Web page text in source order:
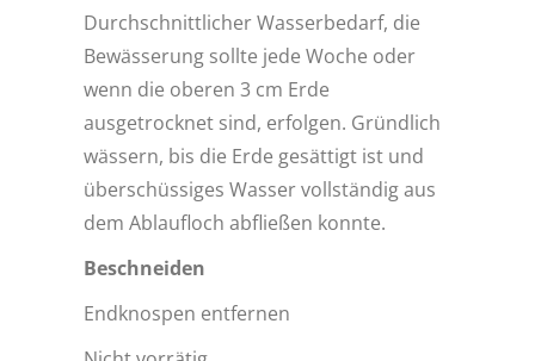
Durchschnittlicher Wasserbedarf, die
Bewässerung sollte jede Woche oder
wenn die oberen 3 cm Erde
ausgetrocknet sind, erfolgen. Gründlich
wässern, bis die Erde gesättigt ist und
überschüssiges Wasser vollständig aus
dem Ablaufloch abfließen konnte.
Beschneiden
Endknospen entfernen